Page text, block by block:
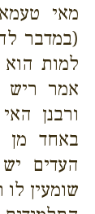
מאי
(במדבר
למות הוא
אמר ריש
ורבנן
באחד מן
העדים
שומעין